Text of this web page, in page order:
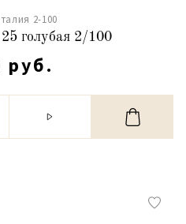
2-100
голубая 2/100
руб.